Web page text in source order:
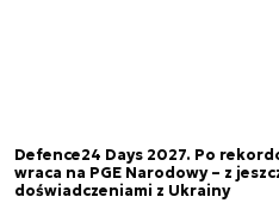
Defence24 Days 2027. Po
wraca na PGE Narodowy – z
doświadczeniami z Ukrainy